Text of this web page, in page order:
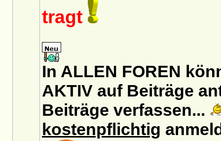
tragt
In ALLEN FOREN
AKTIV auf Beiträge
Beiträge verfassen...
kostenpflichtig